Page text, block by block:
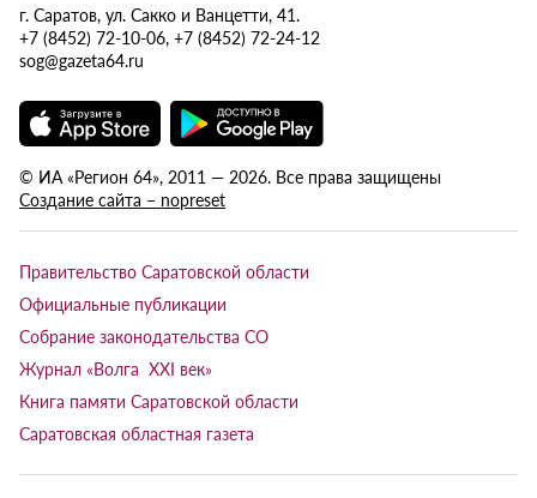
г. Саратов, ул. Сакко и Ванцетти, 41.
+7 (8452) 72-10-06, +7 (8452) 72-24-12
sog@gazeta64.ru
© ИА «Регион 64», 2011 — 2026. Все права защищены
Создание сайта – nopreset
Правительство Саратовской области
Официальные публикации
Собрание законодательства СО
Журнал «Волга XXI век»
Книга памяти Саратовской области
Саратовская областная газета